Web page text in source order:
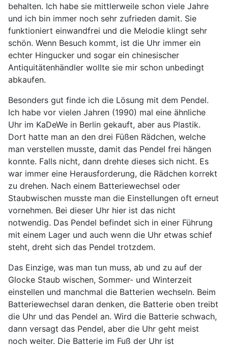
behalten. Ich habe sie mittlerweile schon viele Jahre
und ich bin immer noch sehr zufrieden damit. Sie
funktioniert einwandfrei und die Melodie klingt sehr
schön. Wenn Besuch kommt, ist die Uhr immer ein
echter Hingucker und sogar ein chinesischer
Antiquitätenhändler wollte sie mir schon unbedingt
abkaufen.
Besonders gut finde ich die Lösung mit dem Pendel.
Ich habe vor vielen Jahren (1990) mal eine ähnliche
Uhr im KaDeWe in Berlin gekauft, aber aus Plastik.
Dort hatte man an den drei Füßen Rädchen, welche
man verstellen musste, damit das Pendel frei hängen
konnte. Falls nicht, dann drehte dieses sich nicht. Es
war immer eine Herausforderung, die Rädchen korrekt
zu drehen. Nach einem Batteriewechsel oder
Staubwischen musste man die Einstellungen oft erneut
vornehmen. Bei dieser Uhr hier ist das nicht
notwendig. Das Pendel befindet sich in einer Führung
mit einem Lager und auch wenn die Uhr etwas schief
steht, dreht sich das Pendel trotzdem.
Das Einzige, was man tun muss, ab und zu auf der
Glocke Staub wischen, Sommer- und Winterzeit
einstellen und manchmal die Batterien wechseln. Beim
Batteriewechsel daran denken, die Batterie oben treibt
die Uhr und das Pendel an. Wird die Batterie schwach,
dann versagt das Pendel, aber die Uhr geht meist
noch weiter. Die Batterie im Fuß der Uhr ist